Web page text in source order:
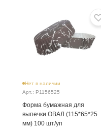
Нет в наличии
Арт.: P1156525
Форма бумажная для
выпечки ОВАЛ (115*65*25
мм) 100 шт/уп